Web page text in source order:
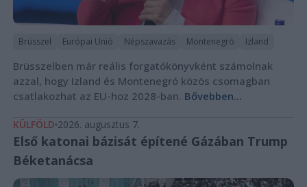
Brüsszel Európai Unió Népszavazás Montenegró Izland
Brüsszelben már reális forgatókönyvként számolnak
azzal, hogy Izland és Montenegró közös csomagban
csatlakozhat az EU-hoz 2028-ban. Bővebben...
KÜLFÖLD 2026. augusztus 7.
Első katonai bázisát építené Gázában Trump
Béketanácsa